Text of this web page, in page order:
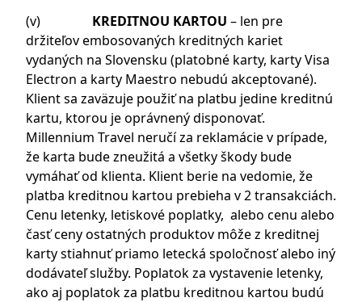
(v) KREDITNOU KARTOU – len pre
držiteľov embosovaných kreditných kariet
vydaných na Slovensku (platobné karty, karty Visa
Electron a karty Maestro nebudú akceptované).
Klient sa zaväzuje použiť na platbu jedine kreditnú
kartu, ktorou je oprávnený disponovať.
Millennium Travel neručí za reklamácie v prípade,
že karta bude zneužitá a všetky škody bude
vymáhať od klienta. Klient berie na vedomie, že
platba kreditnou kartou prebieha v 2 transakciách.
Cenu letenky, letiskové poplatky, alebo cenu alebo
časť ceny ostatných produktov môže z kreditnej
karty stiahnuť priamo letecká spoločnosť alebo iný
dodávateľ služby. Poplatok za vystavenie letenky,
ako aj poplatok za platbu kreditnou kartou budú